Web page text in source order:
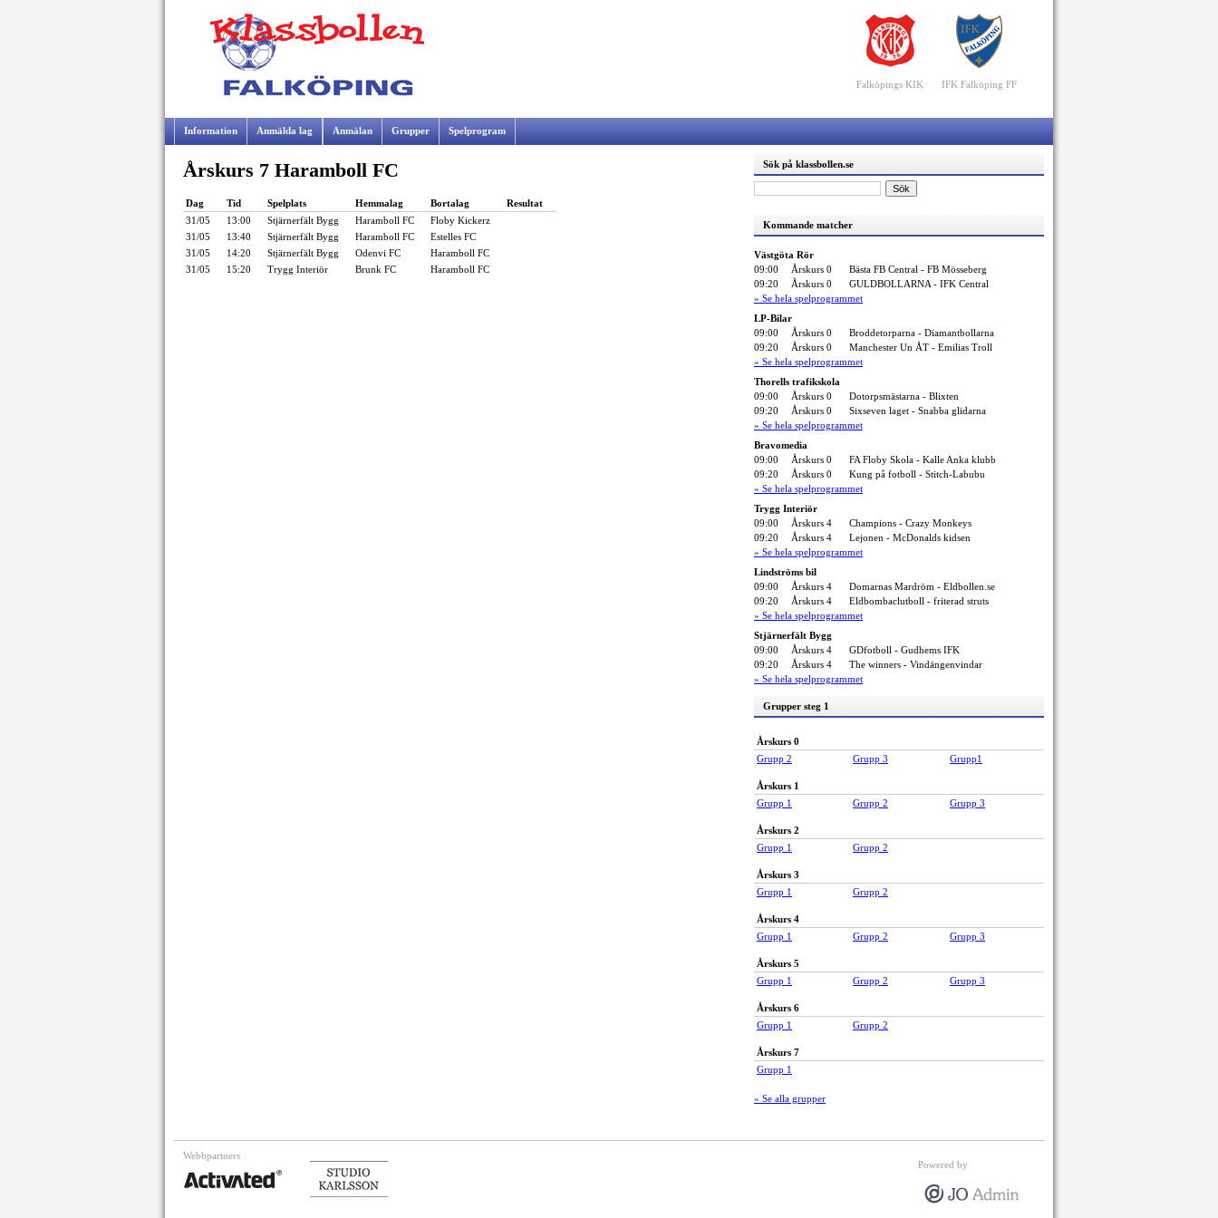
Falköpings KIK IFK Falköping FF
Information Anmälda lag Anmälan Grupper Spelprogram
Samarbetspartners
Årskurs 7 Haramboll FC
Dag Tid Spelplats Hemmalag Bortalag
Resultat
31/05
13:00 Stjärnerfält Bygg Haramboll FC
Floby Kickerz
31/05
13:40 Stjärnerfält Bygg Haramboll FC
Estelles FC
31/05
14:20 Stjärnerfält Bygg Odenvi FC
Haramboll FC
31/05
15:20 Trygg Interiör Brunk FC Haramboll FC
Sök på klassbollen.se
Kommande matcher
Västgöta Rör
09:00
Årskurs 0
Bästa FB Central - FB Mösseberg
09:20
Årskurs 0
GULDBOLLARNA - IFK Central
» Se hela spelprogrammet
LP-Bilar
09:00
Årskurs 0
Broddetorparna - Diamantbollarna
09:20
Årskurs 0
Manchester Un ÅT - Emilias Troll
» Se hela spelprogrammet
Thorells trafikskola
09:00
Årskurs 0
Dotorpsmästarna - Blixten
09:20
Årskurs 0
Sixseven laget - Snabba glidarna
» Se hela spelprogrammet
Bravomedia
09:00
Årskurs 0
FA Floby Skola - Kalle Anka klubb
09:20
Årskurs 0
Kung på fotboll - Stitch-Labubu
» Se hela spelprogrammet
Trygg Interiör
09:00
Årskurs 4
Champions - Crazy Monkeys
09:20
Årskurs 4
Lejonen - McDonalds kidsen
» Se hela spelprogrammet
Lindströms bil
09:00
Årskurs 4
Domarnas Mardröm - Eldbollen.se
09:20
Årskurs 4
Eldbombaclutboll - friterad struts
» Se hela spelprogrammet
Stjärnerfält Bygg
09:00
Årskurs 4
GDfotboll - Gudhems IFK
09:20
Årskurs 4
The winners - Vindängenvindar
» Se hela spelprogrammet
Grupper steg 1
Årskurs 0
Grupp 2
Grupp 3 Grupp1
Årskurs 1
Grupp 1
Grupp 2 Grupp 3
Årskurs 2
Grupp 1
Grupp 2
Årskurs 3
Grupp 1
Grupp 2
Årskurs 4
Grupp 1
Grupp 2 Grupp 3
Årskurs 5
Grupp 1
Grupp 2 Grupp 3
Årskurs 6
Grupp 1
Grupp 2
Årskurs 7
Grupp 1
» Se alla grupper
Webbpartners
Powered by